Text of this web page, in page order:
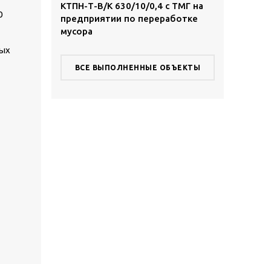
КТПН-Т-В/К 630/10/0,4 с ТМГ на
предприятии по переработке
мусора
ВСЕ ВЫПОЛНЕННЫЕ ОБЪЕКТЫ